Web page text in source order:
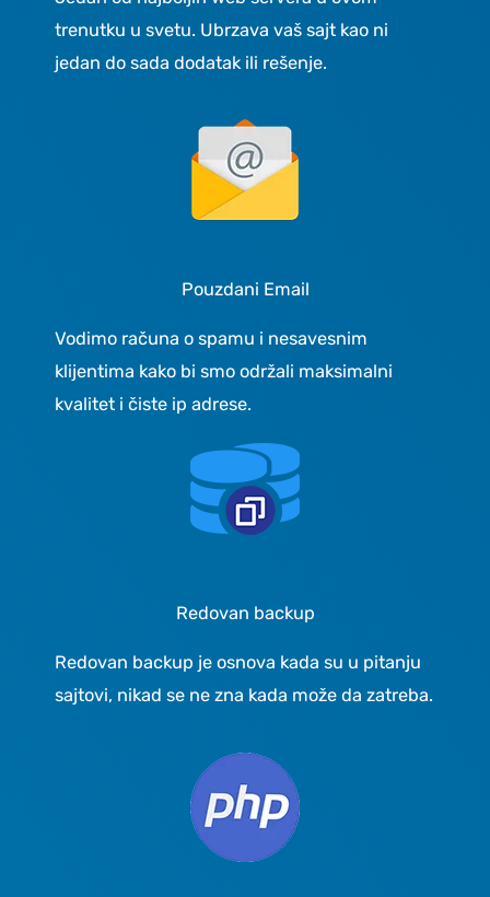
trenutku u svetu. Ubrzava vaš sajt kao ni
jedan do sada dodatak ili rešenje.
Pouzdani Email
Vodimo računa o spamu i nesavesnim
klijentima kako bi smo održali maksimalni
kvalitet i čiste ip adrese.
Redovan backup
Redovan backup je osnova kada su u pitanju
sajtovi, nikad se ne zna kada može da zatreba.